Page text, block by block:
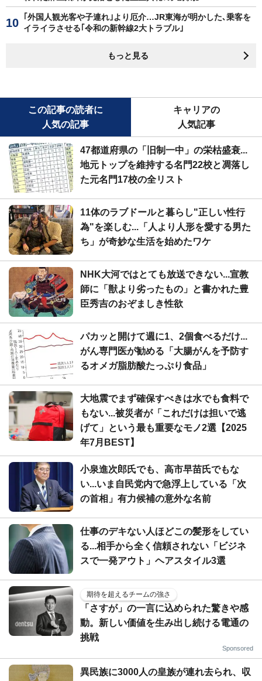
｢外国人観光客や子連れ｣より厄介…JR東海が明かした､乗客を
イライラさせる｢令和の新幹線2大トラブル｣
もっと見る
この記事の読者に
人気の記事
キャリアの
人気記事
47都道府県の「旧制一中」の栄枯盛衰...
地元トップを維持する名門22校と凋落し
た元名門17校の全リスト
11体のラブドールと暮らし"正しい性行
為"を楽しむ...「人より人形を愛する男た
ち」が奇妙な生活を始めたワケ
NHK大河ではとても放送できない...宣教
師に「獣より劣ったもの」と書かれた豊
臣秀吉のおぞましき性欲
パカッと開けて週に1、2個食べるだけ...
がん専門医が勧める「大腸がんを予防す
るオメガ脂肪酸たっぷり食品」
大地震でまず確保すべきは水でも食料で
もない...被災者が「これだけは担いで逃
げて」という最も重要なモノ2選【2025
年7月BEST】
小泉進次郎氏でも、高市早苗氏でもな
い...いま自民党内で急浮上している「次
の首相」有力候補の意外な名前
仕事のデキない人ほどこの髪形をしてい
る...相手から全く信頼されない「ビジネ
スで一発アウト」ヘアスタイル3選
期待を超えるチームの強さ
「さすが」の一言に込められた驚きや感
動。新しい価値を生み出し続ける電通の
挑戦
Sponsored
異民族に3000人の皇族が連れ去られ、収